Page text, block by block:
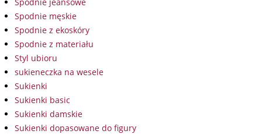
Spodnie męskie
Spodnie z ekoskóry
Spodnie z materiału
Styl ubioru
sukieneczka na wesele
Sukienki
Sukienki basic
Sukienki damskie
Sukienki dopasowane do figury